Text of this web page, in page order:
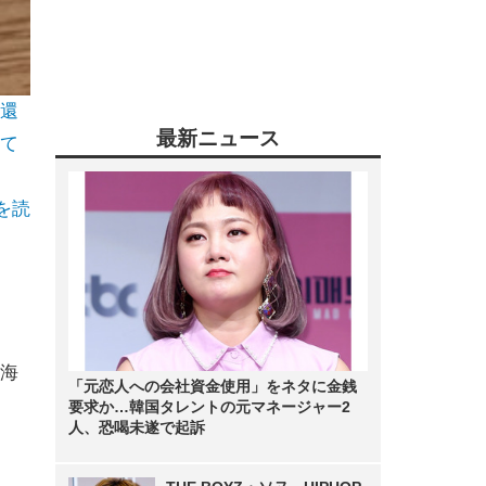
読
最新ニュース
「元恋人への会社資金使用」をネタに金銭
要求か…韓国タレントの元マネージャー2
人、恐喝未遂で起訴